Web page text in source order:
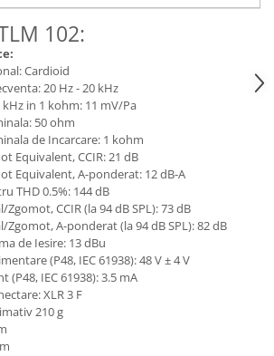
de studio
DAW
de studio
Midi-USB
pentru urechi
102:
Cardioid
20 Hz - 20 kHz
in 1 kohm: 11 mV/Pa
50 ohm
de Incarcare: 1 kohm
Equivalent, CCIR: 21 dB
Equivalent, A-ponderat: 12 dB-A
THD 0.5%: 144 dB
CCIR (la 94 dB SPL): 73 dB
Zgomot, A-ponderat (la 94 dB SPL): 82 dB
de Iesire: 13 dBu
(P48, IEC 61938): 48 V ± 4 V
(P48, IEC 61938): 3.5 mA
XLR 3 F
210 g